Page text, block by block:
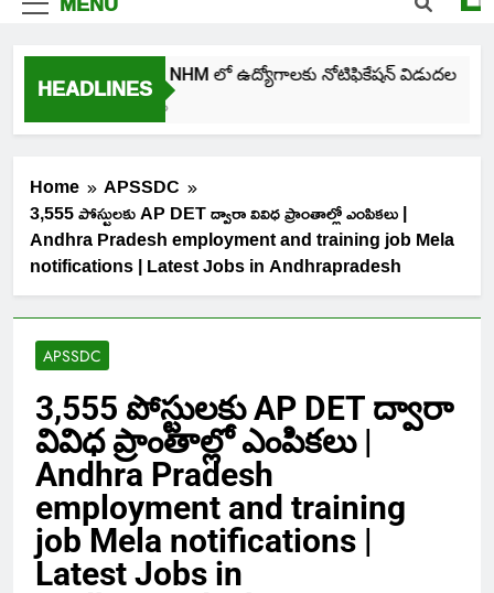
HEADLINES
తెలంగాణ NHM లో ఉద్యోగాలకు నోటిఫికేషన్ విడుదల
Home
APSSDC
3,555 పోస్టులకు AP DET ద్వారా వివిధ ప్రాంతాల్లో ఎంపికలు |
Andhra Pradesh employment and training job Mela
notifications | Latest Jobs in Andhrapradesh
APSSDC
3,555 పోస్టులకు AP DET ద్వారా
వివిధ ప్రాంతాల్లో ఎంపికలు |
Andhra Pradesh
employment and training
job Mela notifications |
Latest Jobs in